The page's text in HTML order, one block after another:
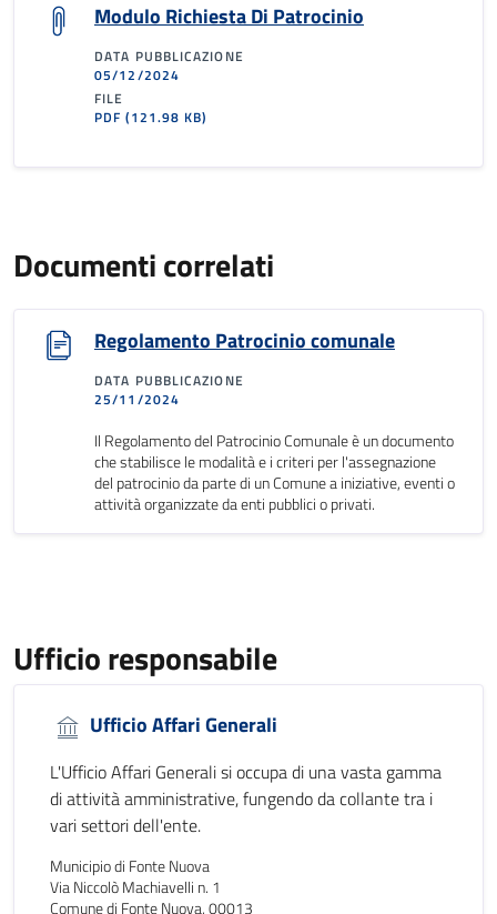
Modulo Richiesta Di Patrocinio
DATA PUBBLICAZIONE
05/12/2024
FILE
PDF(121.98 KB)
Documenti correlati
Regolamento Patrocinio comunale
DATA PUBBLICAZIONE
25/11/2024
Il Regolamento del Patrocinio Comunale è un documento
che stabilisce le modalità e i criteri per l'assegnazione
del patrocinio da parte di un Comune a iniziative, eventi o
attività organizzate da enti pubblici o privati.
Ufficio responsabile
Ufficio Affari Generali
L'Ufficio Affari Generali si occupa di una vasta gamma
di attività amministrative, fungendo da collante tra i
vari settori dell'ente.
Municipio di Fonte Nuova
Via Niccolò Machiavelli n. 1
Comune di Fonte Nuova, 00013